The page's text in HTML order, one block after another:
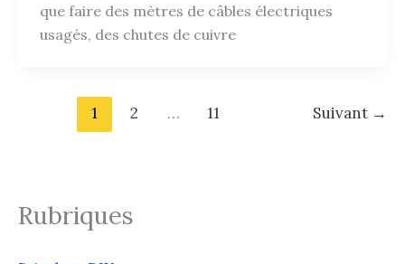
que faire des mètres de câbles électriques
usagés, des chutes de cuivre
1 2 … 11 Suivant →
Rubriques